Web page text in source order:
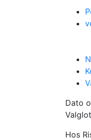
2025
Dato
Hos